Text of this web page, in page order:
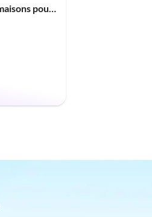
Maison de vacances 2 maisons pour 2 familles